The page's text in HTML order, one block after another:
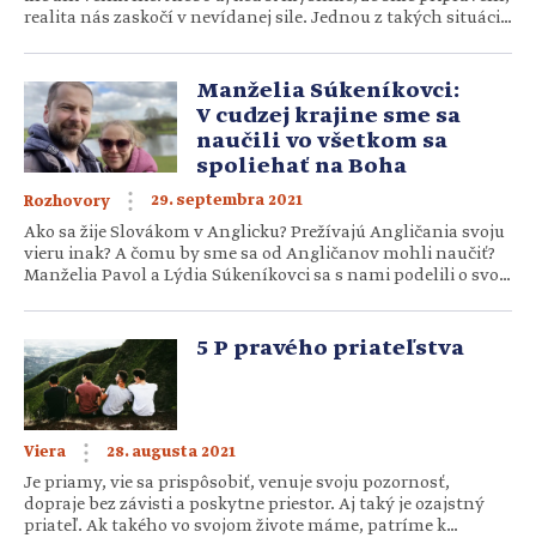
realita nás zaskočí v nevídanej sile. Jednou z takých situácií
vyrovnať sa so smrťou. Čo však máme robiť vtedy, ak nás
doma čakajú malé […] Manželia Súkeníkovci:
V cudzej krajine sme sa
naučili vo všetkom sa
spoliehať na Boha
Rozhovory 29. septembra 2021
Ako sa žije Slovákom v Anglicku? Prežívajú Angličania svoju
vieru inak? A čomu by sme sa od Angličanov mohli naučiť?
Manželia Pavol a Lýdia Súkeníkovci sa s nami podelili o svoje
štyrmi deťmi žijú už jedenásty rok. Pavol (45) pochádza zo
Spišskej Novej Vsi a pracuje […]5 P pravého priateľstva
Viera 28. augusta 2021
Je priamy, vie sa prispôsobiť, venuje svoju pozornosť,
dopraje bez závisti a poskytne priestor. Aj taký je ozajstný
priateľ. Ak takého vo svojom živote máme, patríme k